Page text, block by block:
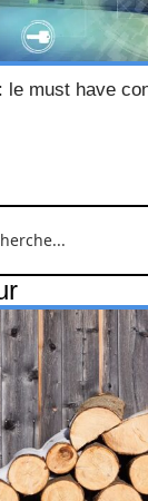
le must have